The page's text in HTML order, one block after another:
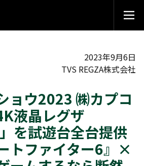
2023年9月6日
TVS REGZA株式会社
ョウ2023 ㈱カプコ
液晶レグザ
を試遊台全台提供
トファイター6』×